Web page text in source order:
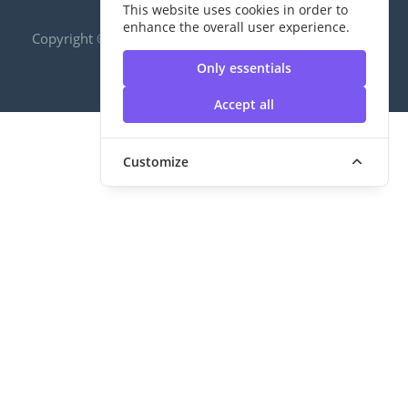
This website uses cookies in order to
enhance the overall user experience.
Only essentials
Accept all
Customize
Copyright ©2020 RUS|กองพัฒนานักศึกษา | มหาวิทยาลัย
เทคโนโลยีราชมงคลสุวรรณภูมิ